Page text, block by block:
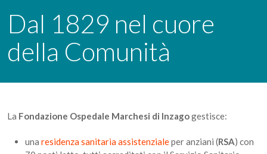
Dal 1829 nel cuore
della Comunità
La Fondazione Ospedale Marchesi di Inzagogestisce:
unaresidenza sanitaria assistenzialeper anziani (RSA) con